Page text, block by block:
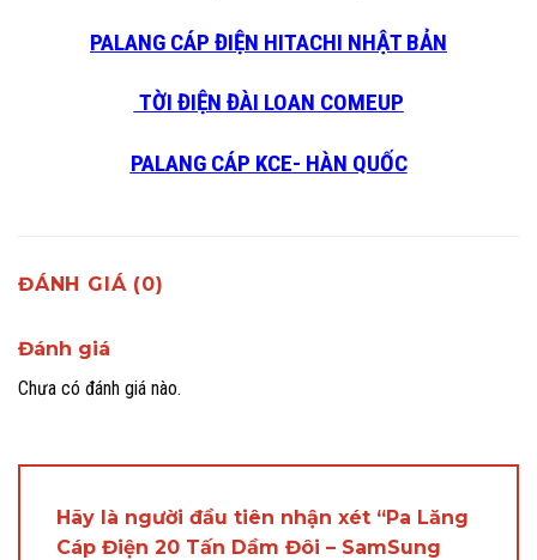
PALANG CÁP ĐIỆN HITACHI NHẬT BẢN
TỜI ĐIỆN ĐÀI LOAN COMEUP
PALANG CÁP KCE- HÀN QUỐC
ĐÁNH GIÁ (0)
Đánh giá
Chưa có đánh giá nào.
Hãy là người đầu tiên nhận xét “Pa Lăng
Cáp Điện 20 Tấn Dầm Đôi – SamSung